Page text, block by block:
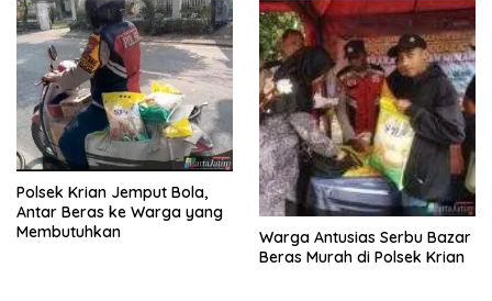
Polsek Krian Jemput Bola,
Antar Beras ke Warga yang
Membutuhkan
Warga Antusias Serbu Bazar
Beras Murah di Polsek Krian